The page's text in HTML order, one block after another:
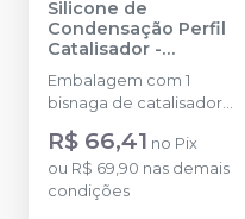
Silicone de
Condensação Perfil
Catalisador -
VIGODENT
Embalagem com 1
bisnaga de catalisador
com 50g.
R$ 66,41 no Pix
ou R$ 69,90 nas demais
condições